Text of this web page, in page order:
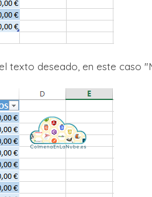
texto deseado, en este caso